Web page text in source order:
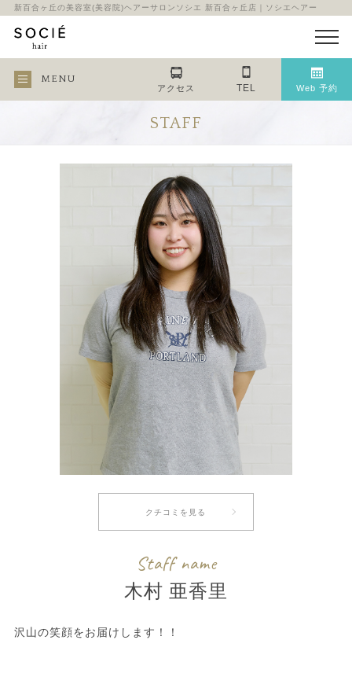
新百合ヶ丘の美容室(美容院)ヘアーサロンソシエ 新百合ヶ丘店｜ソシエヘアー
MENU
アクセス TEL Web 予約
STAFF
クチコミを見る
Staff name
木村 亜香里
沢山の笑顔をお届けします！！